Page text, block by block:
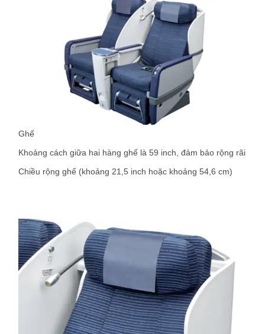
Ghế
Khoảng cách giữa hai hàng ghế là 59 inch, đảm bảo rộng rãi
Chiều rộng ghế (khoảng 21,5 inch hoặc khoảng 54,6 cm)